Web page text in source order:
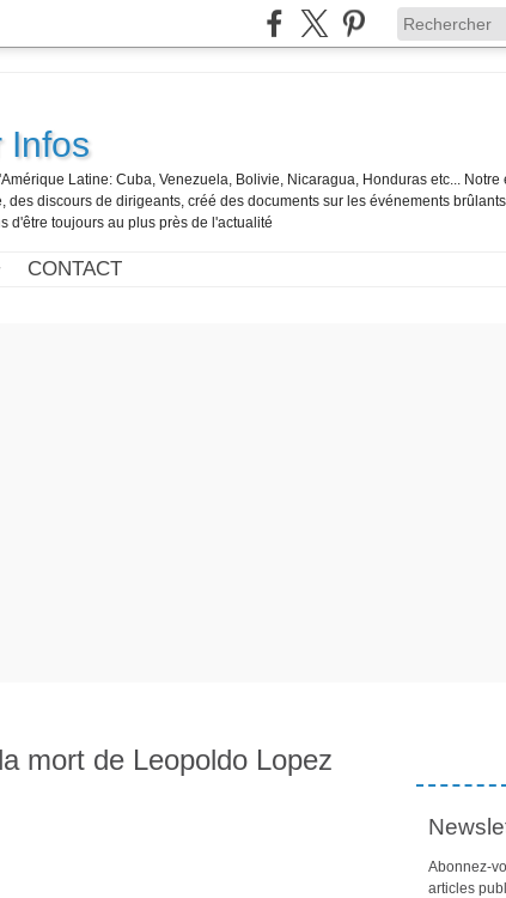
Infos
Latine: Cuba, Venezuela, Bolivie, Nicaragua, Honduras etc... Notre
discours de dirigeants, créé des documents sur les événements
d'être toujours au plus près de l'actualité
CONTACT
mort de Leopoldo Lopez
Abonnez-
articles